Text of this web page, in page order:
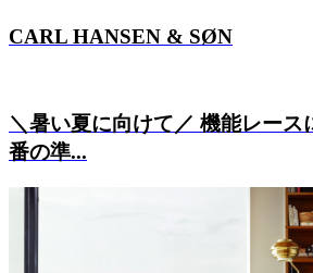
CARL HANSEN & SØN
＼暑い夏に向けて／ 機能レース
番の準...